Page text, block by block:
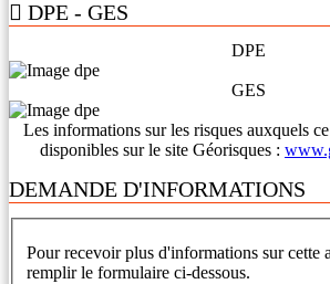
DPE - GES
DPE
GES
Les informations sur les risques auxquels
disponibles sur le site Géorisques :
DEMANDE D'INFORMATIONS
Pour recevoir plus d'informations sur cette
remplir le formulaire ci-dessous.